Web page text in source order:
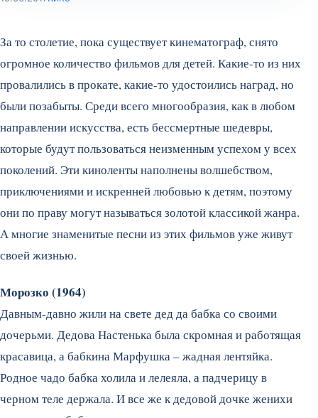
За то столетие, пока существует кинематограф, снято
огромное количество фильмов для детей. Какие-то из них
провалились в прокате, какие-то удостоились наград, но
были позабыты. Среди всего многообразия, как в любом
направлении искусства, есть бессмертные шедевры,
которые будут пользоваться неизменным успехом у всех
поколений. Эти киноленты наполнены волшебством,
приключениями и искренней любовью к детям, поэтому
они по праву могут называться золотой классикой жанра.
А многие знаменитые песни из этих фильмов уже живут
своей жизнью.
Морозко (1964)
Давным-давно жили на свете дед да бабка со своими
дочерьми. Дедова Настенька была скромная и работящая
красавица, а бабкина Марфушка – жадная лентяйка.
Родное чадо бабка холила и лелеяла, а падчерицу в
черном теле держала. И все же к дедовой дочке женихи